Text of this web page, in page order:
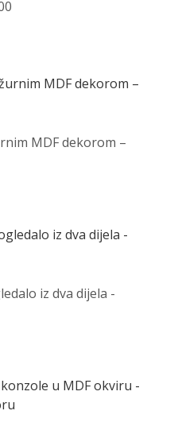
MDF dekorom –
iz dva dijela -